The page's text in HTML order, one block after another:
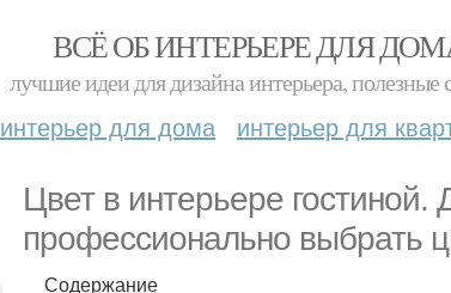
ВСЁ ОБ ИНТЕРЬЕРЕ ДЛЯ
лучшие идеи для дизайна интерьера, полезные
интерьер для дома интерьер для
Цвет в интерьере гостиной.
профессионально выбрать
Содержание